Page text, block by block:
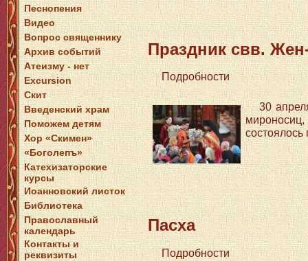
Песнопения
Видео
Вопрос священнику
Архив событий
Атеизму - нет
Excursion
Скит
Введенский храм
Поможем детям
Хор «Скимен»
«Боголепъ»
Катехизаторские
курсы
Иоанновский листок
Библиотека
Православный
календарь
Контакты и
реквизиты
Праздник свв.
Подробности
30
Пасха
Подробности